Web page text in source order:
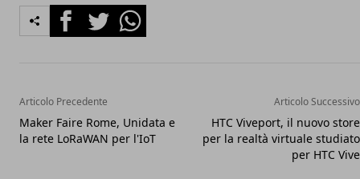
FacebookTwitterWhatsapp
Articolo Precedente
Maker Faire Rome, Unidata e
la rete LoRaWAN per l'IoT
Articolo Successivo
HTC Viveport, il nuovo store
per la realtà virtuale studiato
per HTC Vive